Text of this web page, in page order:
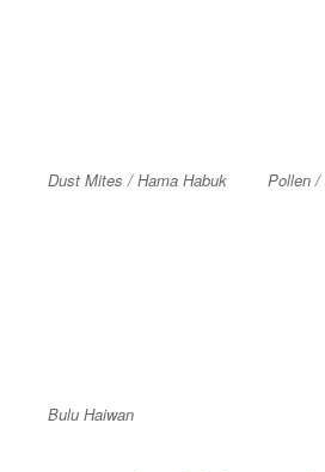
Dust Mites / Hama Habuk Pollen /
Bulu Haiwan